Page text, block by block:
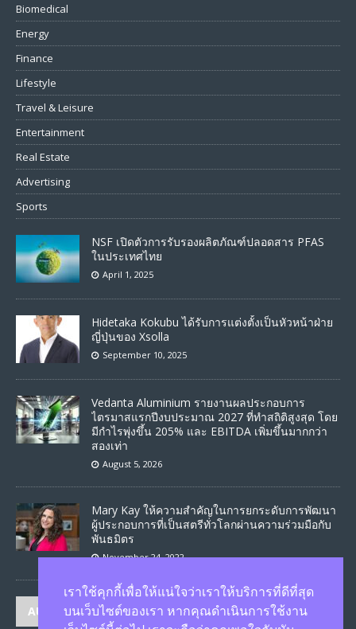
Biomedical
Energy
Finance
Lifestyle
Travel & Leisure
Entertainment
Real Estate
Advertising
Sports
NSF เปิดตัวการรับรองผลิตภัณฑ์ปลอดสาร PFAS
ในประเทศไทย
April 1, 2025
Hidetaka Kokubu ได้รับการแต่งตั้งเป็นหัวหน้าฝ่าย
ญี่ปุ่นของ Xsolla
September 10, 2025
Vedanta Aluminium รายงานผลประกอบการ
ไตรมาสแรกปีงบประมาณ 2027 ที่ทำสถิติสูงสุด โดย
มีกำไรพุ่งขึ้น 205% และ EBITDA เพิ่มขึ้นมากกว่า
สองเท่า
August 5, 2026
Mary Kay ให้ความสำคัญในการยกระดับการพัฒนา
ผู้ประกอบการที่เป็นสตรีทั่วโลกผ่านความร่วมมือกับ
พันธมิตร
November 24, 2022
AUTHORS
เราใช้คุกกี้เพื่อให้แน่ใจว่าเราให้บริการที่ดีที่สุด
บนเว็บไซต์ของเรา หากคุณดำเนินการใช้งาน